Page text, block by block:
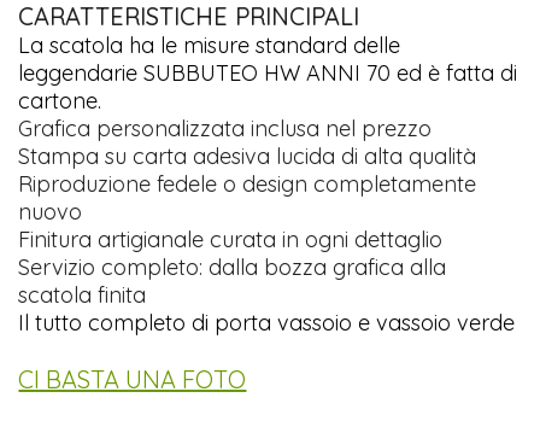
CARATTERISTICHE PRINCIPALI
La scatola ha le misure standard delle
leggendarie SUBBUTEO HW ANNI 70 ed è fatta di
cartone.
Grafica personalizzata inclusa nel prezzo
Stampa su carta adesiva lucida di alta qualità
Riproduzione fedele o design completamente
nuovo
Finitura artigianale curata in ogni dettaglio
Servizio completo: dalla bozza grafica alla
scatola finita
Il tutto completo di porta vassoio e vassoio verde
CI BASTA UNA FOTO